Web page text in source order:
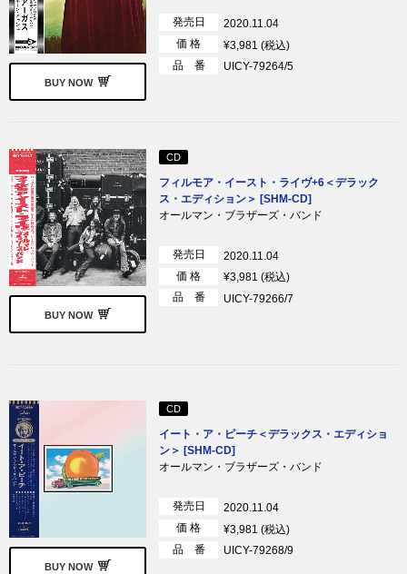
BUY NOW
発売日
2020.11.04
価 格
¥3,981 (税込)
品 番
UICY-79264/5
BUY NOW
CD
フィルモア・イースト・ライヴ+6＜デラック
ス・エディション＞ [SHM-CD]
オールマン・ブラザーズ・バンド
発売日
2020.11.04
価 格
¥3,981 (税込)
品 番
UICY-79266/7
BUY NOW
CD
イート・ア・ピーチ＜デラックス・エディショ
ン＞ [SHM-CD]
オールマン・ブラザーズ・バンド
発売日
2020.11.04
価 格
¥3,981 (税込)
品 番
UICY-79268/9